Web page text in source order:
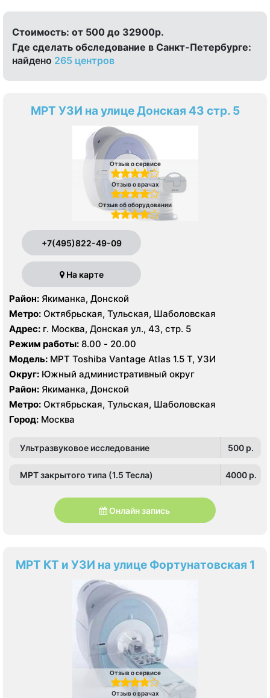
Стоимость: от 500 до 32900р.
Где сделать обследование в Санкт-Петербурге:
найдено 265 центров
МРТ УЗИ на улице Донская 43 стр. 5
Отзыв о сервисе
Отзыв о врачах
Отзыв об оборудовании
+7(495)822-49-09
На карте
Район: Якиманка, Донской
Метро: Октябрьская, Тульская, Шаболовская
Адрес: г. Москва, Донская ул., 43, стр. 5
Режим работы: 8.00 - 20.00
Модель: МРТ Toshiba Vantage Atlas 1.5 Т, УЗИ
Округ: Южный административный округ
Район: Якиманка, Донской
Метро: Октябрьская, Тульская, Шаболовская
Город: Москва
Ультразвуковое исследование 500 p.
МРТ закрытого типа (1.5 Тесла) 4000 p.
Онлайн запись
МРТ КТ и УЗИ на улице Фортунатовская 1
Отзыв о сервисе
Отзыв о врачах